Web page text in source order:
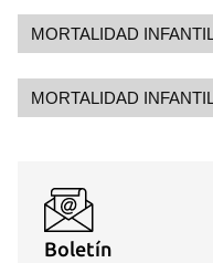
MORTALIDAD
MORTALIDAD
Boletín